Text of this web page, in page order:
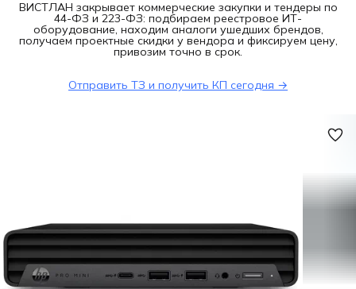
ВИСТЛАН закрывает коммерческие закупки и тендеры по
44-ФЗ и 223-ФЗ: подбираем реестровое ИТ-
оборудование, находим аналоги ушедших брендов,
получаем проектные скидки у вендора и фиксируем цену,
привозим точно в срок.
Отправить ТЗ и получить КП сегодня →